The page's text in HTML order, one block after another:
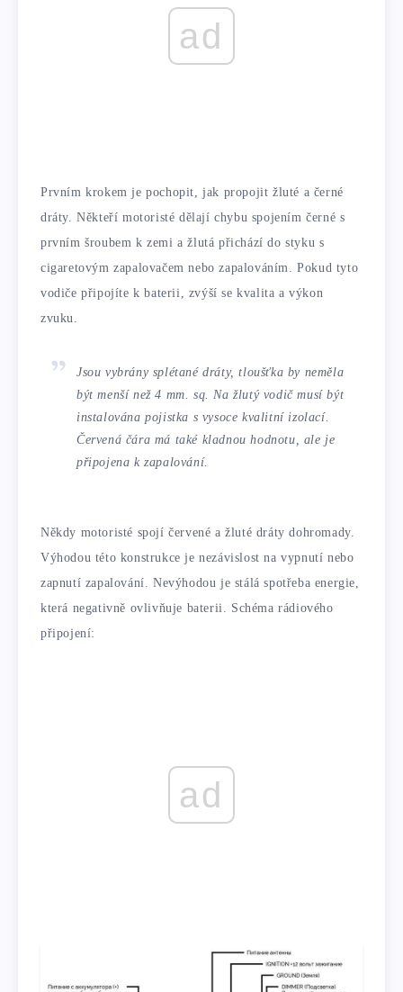
ad
Prvním krokem je pochopit, jak propojit žluté a černé
dráty. Někteří motoristé dělají chybu spojením černé s
prvním šroubem k zemi a žlutá přichází do styku s
cigaretovým zapalovačem nebo zapalováním. Pokud tyto
vodiče připojíte k baterii, zvýší se kvalita a výkon
zvuku.
Jsou vybrány splétané dráty, tloušťka by neměla
být menší než 4 mm. sq. Na žlutý vodič musí být
instalována pojistka s vysoce kvalitní izolací.
Červená čára má také kladnou hodnotu, ale je
připojena k zapalování.
Někdy motoristé spojí červené a žluté dráty dohromady.
Výhodou této konstrukce je nezávislost na vypnutí nebo
zapnutí zapalování. Nevýhodou je stálá spotřeba energie,
která negativně ovlivňuje baterii. Schéma rádiového
připojení:
ad